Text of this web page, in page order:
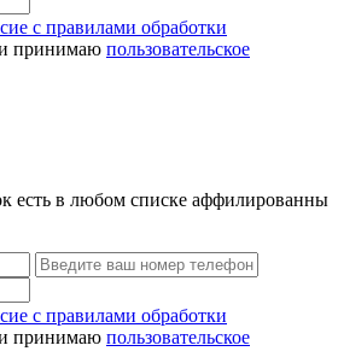
с правилами обработки
принимаю пользовательское
есть в любом списке аффилированны
с правилами обработки
принимаю пользовательское